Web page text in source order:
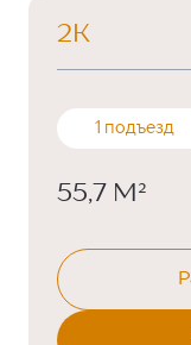
2К
1 подъезд
55,7 М²